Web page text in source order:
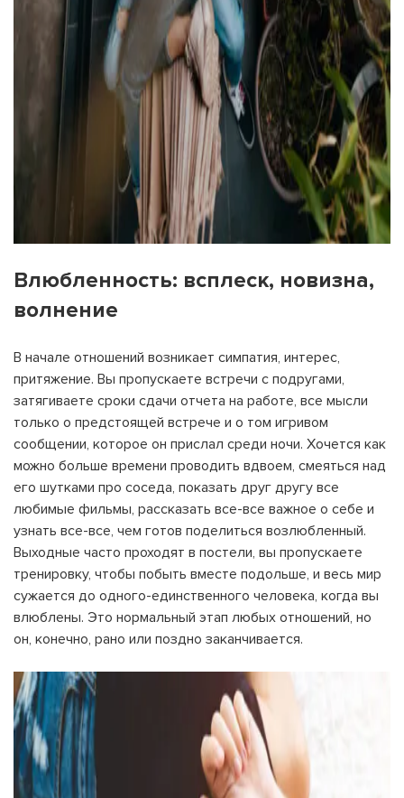
Влюбленность: всплеск, новизна,
волнение
В начале отношений возникает симпатия, интерес,
притяжение. Вы пропускаете встречи с подругами,
затягиваете сроки сдачи отчета на работе, все мысли
только о предстоящей встрече и о том игривом
сообщении, которое он прислал среди ночи. Хочется как
можно больше времени проводить вдвоем, смеяться над
его шутками про соседа, показать друг другу все
любимые фильмы, рассказать все-все важное о себе и
узнать все-все, чем готов поделиться возлюбленный.
Выходные часто проходят в постели, вы пропускаете
тренировку, чтобы побыть вместе подольше, и весь мир
сужается до одного-единственного человека, когда вы
влюблены. Это нормальный этап любых отношений, но
он, конечно, рано или поздно заканчивается.